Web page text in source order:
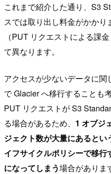
これまで紹介した通り、S3
スでは取り出し料金がかか
（PUT リクエストによる課
て異なります。
アクセスが少ないデータに
で Glacier へ移行することも
PUT リクエストが S3
る場合があるため、 1 オブジ
ジェクト数が大量にあると
イフサイクルポリシーで移
になってしまう場合がありま